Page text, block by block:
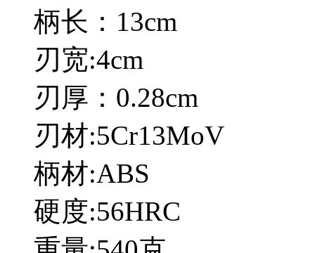
柄长：13cm
刃宽:4cm
刃厚：0.28cm
刃材:5Cr13MoV
柄材:ABS
硬度:56HRC